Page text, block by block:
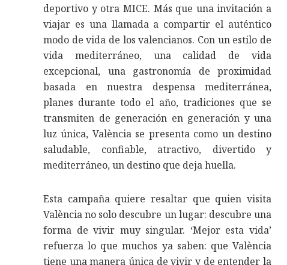
deportivo y otra MICE. Más que una invitación a
viajar es una llamada a compartir el auténtico
modo de vida de los valencianos. Con un estilo de
vida mediterráneo, una calidad de vida
excepcional, una gastronomía de proximidad
basada en nuestra despensa mediterránea,
planes durante todo el año, tradiciones que se
transmiten de generación en generación y una
luz única, València se presenta como un destino
saludable, confiable, atractivo, divertido y
mediterráneo, un destino que deja huella.
Esta campaña quiere resaltar que quien visita
València no solo descubre un lugar: descubre una
forma de vivir muy singular. ‘Mejor esta vida’
refuerza lo que muchos ya saben: que València
tiene una manera única de vivir y de entender la